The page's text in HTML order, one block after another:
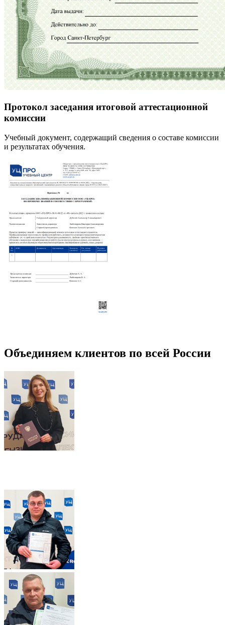
Протокол заседания итоговой аттестационной
комиссии
Учебный документ, содержащий сведения о составе комиссии
и результатах обучения.
Объединяем клиентов по всей России